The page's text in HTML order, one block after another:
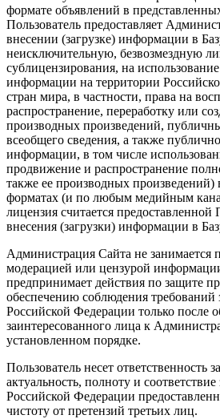
формате объявлений в
Пользователь предоставляет
внесении (загрузке) информации в
неисключительную, безвозмездную
сублицензирования, на
информации на территории
стран мира, в частности, права на
распространение, переработку или
производных произведений,
всеобщего сведения, а также
информации, в том числе
продвижение и распространение
также ее производных
форматах (и по любым медийным
лицензия считается
внесения (загрузки) информации в
Администрация Сайта не занимается
модерацией или цензурой
предпринимает действия по защите
обеспечению соблюдения требований
Российской Федерации только после
заинтересованного лица к
установленном порядке.
Пользователь несет ответственность
актуальность, полноту и соответствие
Российской Федерации
чистоту от претензий третьих лиц.